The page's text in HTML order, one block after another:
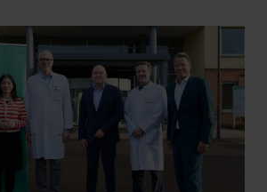
dieser Schritt besonders
Gelenke wichtig ist, erklärt
Enz, Chefarzt der Orthopädie
Schwerin.